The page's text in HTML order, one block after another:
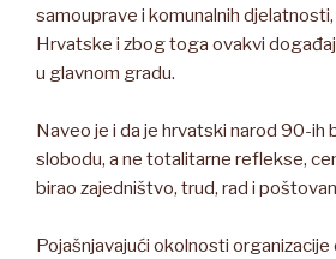
samouprave i komunalnih
Hrvatske i zbog toga ovakvi
u glavnom gradu.
Naveo je i da je hrvatski narod 90-ih
slobodu, a ne totalitarne reflekse,
birao zajedništvo, trud, rad i
Pojašnjavajući okolnosti